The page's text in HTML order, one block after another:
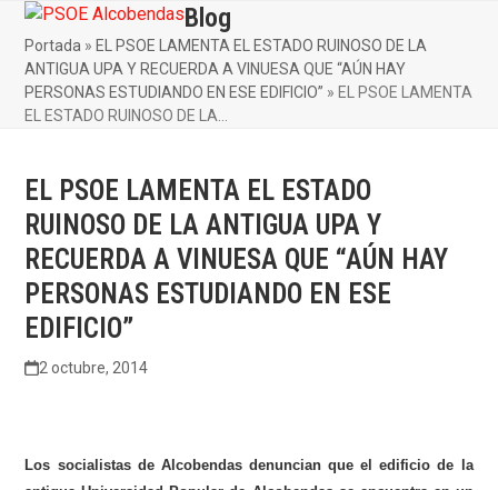
Skip
content
Open
mobile
menu
Close
mobile
menu
Blog
Portada » EL PSOE LAMENTA EL ESTADO RUINOSO DE LA
ANTIGUA UPA Y RECUERDA A VINUESA QUE “AÚN HAY
PERSONAS ESTUDIANDO EN ESE EDIFICIO” » EL PSOE LAMENTA
EL ESTADO RUINOSO DE LA…
EL PSOE LAMENTA EL ESTADO
RUINOSO DE LA ANTIGUA UPA Y
RECUERDA A VINUESA QUE “AÚN HAY
PERSONAS ESTUDIANDO EN ESE
EDIFICIO”
2 octubre, 2014
Los socialistas de Alcobendas denuncian que el edificio de la